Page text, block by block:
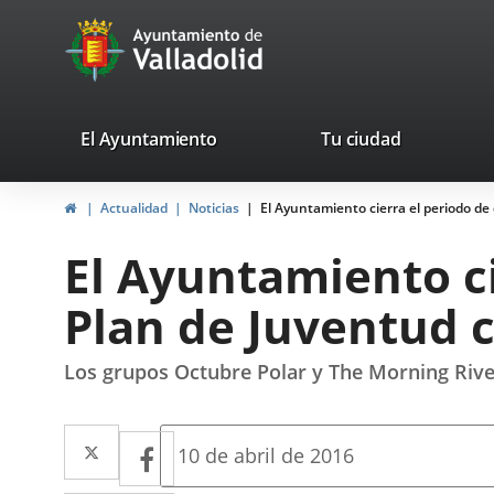
Portal
Web
Ayuntamiento
de
valladolid.es
El Ayuntamiento Tu ciudad
InicioActualidad Noticias El Ayuntamiento cierra el periodo de
El Ayuntamiento
Plan de Juventud
Los grupos Octubre Polar y The Morning
Twitter
Enlace
a
Facebook
Enlace
Fecha
10 de abril de 2016